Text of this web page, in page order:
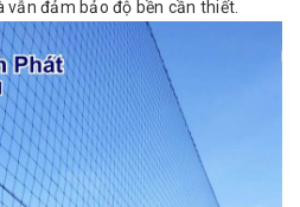
đảm bảo độ bền cần thiết.